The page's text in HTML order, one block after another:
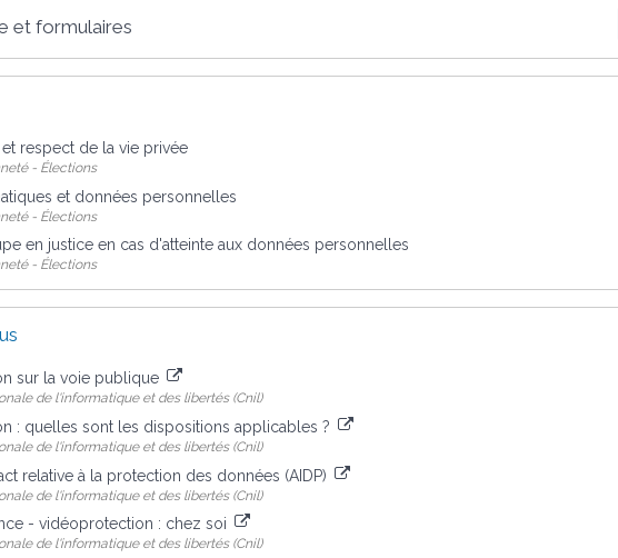
et formulaires
respect de la vie privée
- Élections
et données personnelles
- Élections
en justice en cas d'atteinte aux données personnelles
- Élections
sur la voie publique
de l'informatique et des libertés (Cnil)
: quelles sont les dispositions applicables ?
de l'informatique et des libertés (Cnil)
relative à la protection des données (AIDP)
de l'informatique et des libertés (Cnil)
- vidéoprotection : chez soi
de l'informatique et des libertés (Cnil)